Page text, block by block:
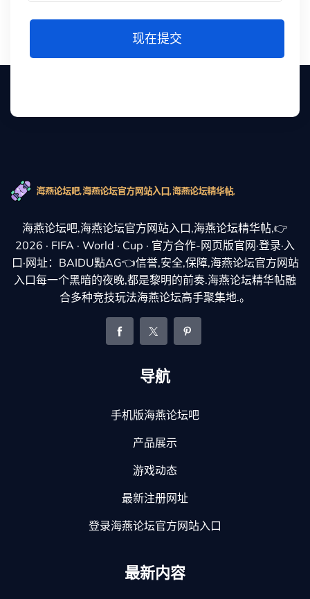
现在提交
海燕论坛吧,海燕论坛官方网站入口,海燕论坛精华帖,👉
2026 · FIFA · World · Cup · 官方合作-网页版官网·登录·入
口·网址：BAIDU點AG👈信誉,安全,保障,海燕论坛官方网站
入口每一个黑暗的夜晚,都是黎明的前奏.海燕论坛精华帖融
合多种竞技玩法海燕论坛高手聚集地.。
导航
手机版海燕论坛吧
产品展示
游戏动态
最新注册网址
登录海燕论坛官方网站入口
最新内容